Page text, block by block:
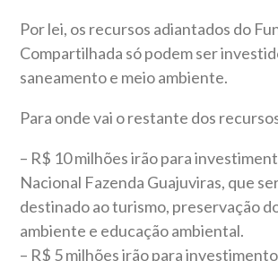
Por lei, os recursos adiantados do
Compartilhada só podem ser
saneamento e meio ambiente.
Para onde vai o restante dos
– R$ 10 milhões irão para
Nacional Fazenda Guajuviras, que
destinado ao turismo, preservação
ambiente e educação ambiental.
– R$ 5 milhões irão para